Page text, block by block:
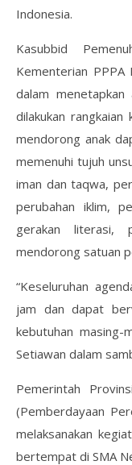
Indonesia.
Kasubbid
Kementerian PPPA
dalam
dilakukan
mendorong anak
memenuhi tujuh
iman dan taqwa,
perubahan iklim,
gerakan literasi,
mendorong satuan
“Keseluruhan
jam dan dapat
kebutuhan masing-
Setiawan dalam
Pemerintah
(Pemberdayaan
melaksanakan
bertempat di SMA